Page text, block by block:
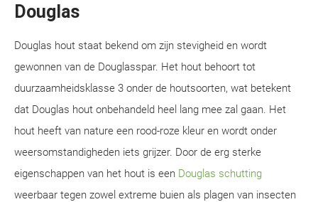
Douglas
Douglas hout staat bekend om zijn stevigheid en wordt
gewonnen van de Douglasspar. Het hout behoort tot
duurzaamheidsklasse 3 onder de houtsoorten, wat betekent
dat Douglas hout onbehandeld heel lang mee zal gaan. Het
hout heeft van nature een rood-roze kleur en wordt onder
weersomstandigheden iets grijzer. Door de erg sterke
eigenschappen van het hout is een Douglas schutting
weerbaar tegen zowel extreme buien als plagen van insecten